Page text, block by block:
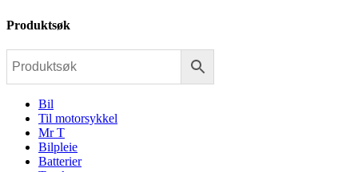
Produktsøk
Bil
Til motorsykkel
Mr T
Bilpleie
Batterier